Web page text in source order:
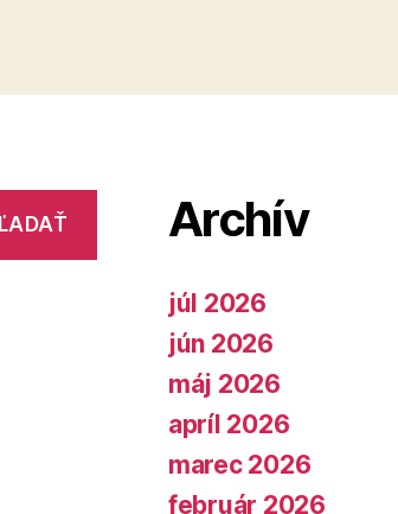
Archív
júl 2026
jún 2026
máj 2026
apríl 2026
marec 2026
február 2026